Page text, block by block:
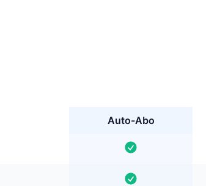
Auto-Abo